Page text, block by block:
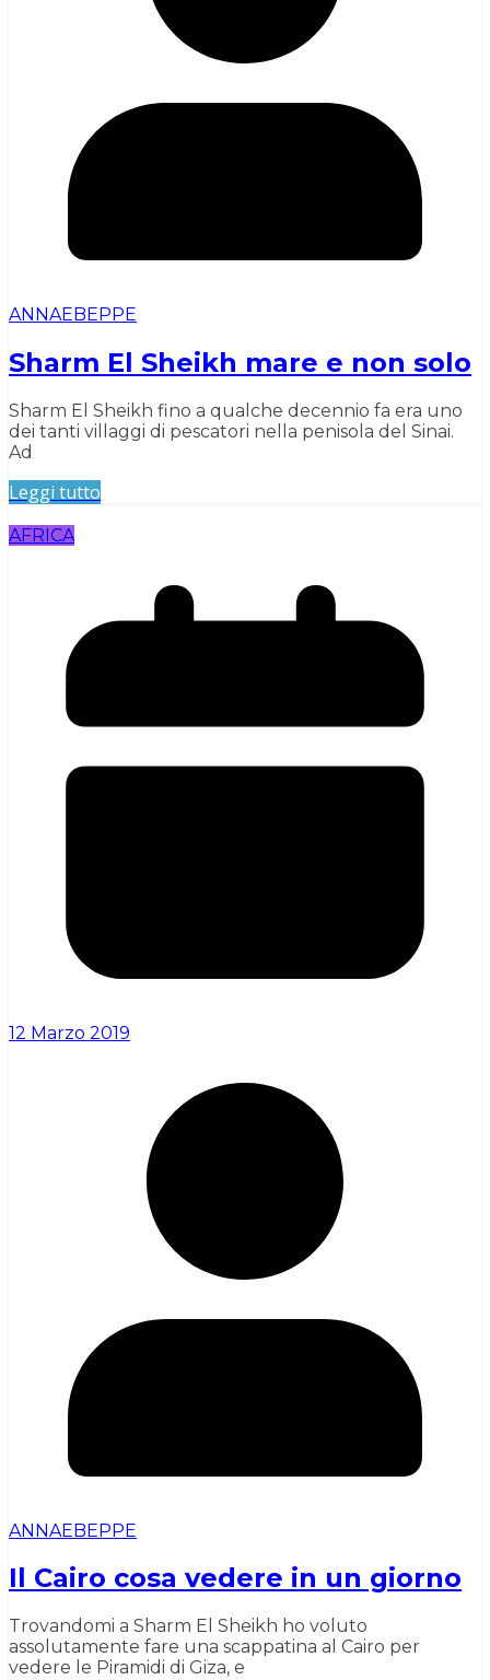
ANNAEBEPPE
Sharm El Sheikh mare e non solo
Sharm El Sheikh fino a qualche decennio fa era uno
dei tanti villaggi di pescatori nella penisola del Sinai.
Ad
Leggi tutto
AFRICA
12 Marzo 2019
ANNAEBEPPE
Il Cairo cosa vedere in un giorno
Trovandomi a Sharm El Sheikh ho voluto
assolutamente fare una scappatina al Cairo per
vedere le Piramidi di Giza, e